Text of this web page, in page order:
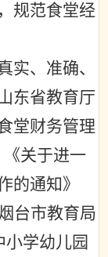
规范食堂经
实、准确、
东省教育厅
堂财务管理
《关于进一
的通知》
台市教育局
小学幼儿园